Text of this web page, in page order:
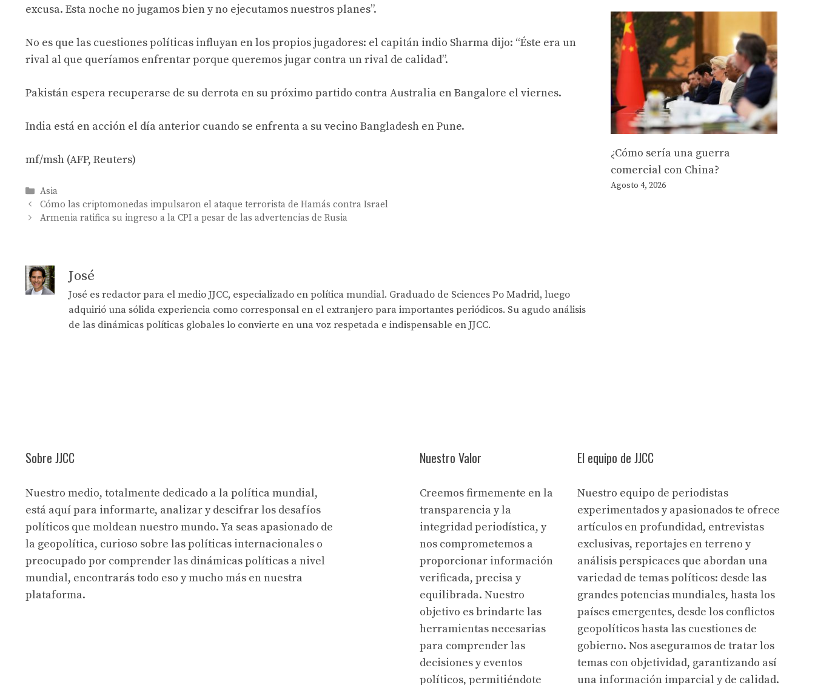
excusa. Esta noche no jugamos bien y no ejecutamos nuestros planes”.
No es que las cuestiones políticas influyan en los propios jugadores: el capitán indio Sharma dijo: “Éste era un
rival al que queríamos enfrentar porque queremos jugar contra un rival de calidad”.
Pakistán espera recuperarse de su derrota en su próximo partido contra Australia en Bangalore el viernes.
India está en acción el día anterior cuando se enfrenta a su vecino Bangladesh en Pune.
mf/msh (AFP, Reuters)
Categories
Asia
Cómo las criptomonedas impulsaron el ataque terrorista de Hamás contra Israel
Armenia ratifica su ingreso a la CPI a pesar de las advertencias de Rusia
José
José es redactor para el medio JJCC, especializado en política mundial. Graduado de Sciences Po Madrid, luego
adquirió una sólida experiencia como corresponsal en el extranjero para importantes periódicos. Su agudo análisis
de las dinámicas políticas globales lo convierte en una voz respetada e indispensable en JJCC.
¿Cómo sería una guerra
comercial con China?
Agosto 4, 2026
Sobre JJCC
Nuestro medio, totalmente dedicado a la política mundial,
está aquí para informarte, analizar y descifrar los desafíos
políticos que moldean nuestro mundo. Ya seas apasionado de
la geopolítica, curioso sobre las políticas internacionales o
preocupado por comprender las dinámicas políticas a nivel
mundial, encontrarás todo eso y mucho más en nuestra
plataforma.
Nuestro Valor
Creemos firmemente en la
transparencia y la
integridad periodística, y
nos comprometemos a
proporcionar información
verificada, precisa y
equilibrada. Nuestro
objetivo es brindarte las
herramientas necesarias
para comprender las
decisiones y eventos
políticos, permitiéndote
El equipo de JJCC
Nuestro equipo de periodistas
experimentados y apasionados te ofrece
artículos en profundidad, entrevistas
exclusivas, reportajes en terreno y
análisis perspicaces que abordan una
variedad de temas políticos: desde las
grandes potencias mundiales, hasta los
países emergentes, desde los conflictos
geopolíticos hasta las cuestiones de
gobierno. Nos aseguramos de tratar los
temas con objetividad, garantizando así
una información imparcial y de calidad.